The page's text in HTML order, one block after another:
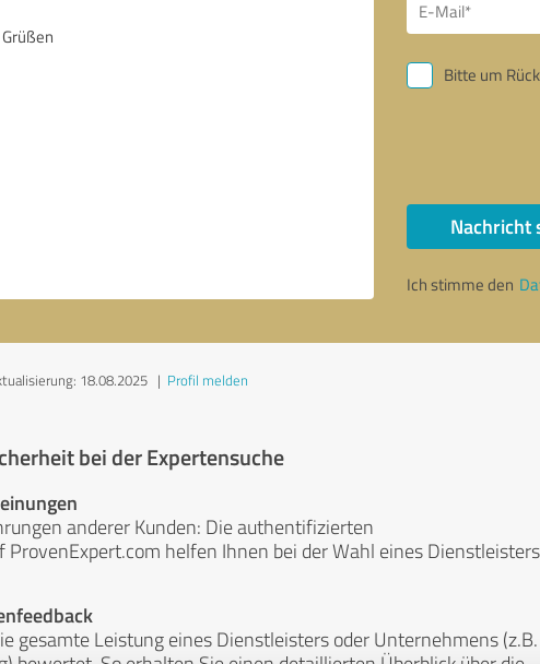
Bitte um
Nachricht
Ich stimme den
18.08.2025 | Profil melden
bei der Expertensuche
anderer Kunden: Die authentifizierten
ProvenExpert.com helfen Ihnen bei der Wahl eines Dienstleisters
gesamte Leistung eines Dienstleisters oder Unternehmens (z.B.